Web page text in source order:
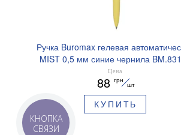
Ручка Buromax гелевая
MIST 0,5 мм синие чернила
Цена
88 грн
шт
КУПИТЬ
КНОПКА
СВЯЗИ